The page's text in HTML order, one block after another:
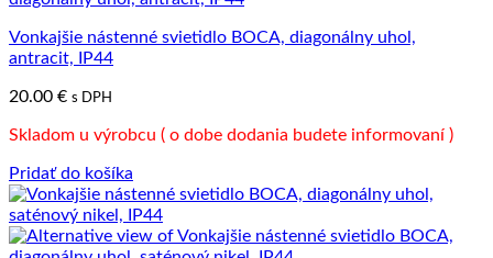
Vonkajšie nástenné svietidlo BOCA, diagonálny uhol,
antracit, IP44
20.00 € s DPH
Skladom u výrobcu ( o dobe dodania budete informovaní )
Pridať do košíka